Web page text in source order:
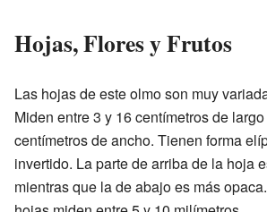
Hojas, Flores y Frutos
Las hojas de este olmo son muy
Miden entre 3 y 16 centímetros de
centímetros de ancho. Tienen forma
invertido. La parte de arriba de la hoja
mientras que la de abajo es más